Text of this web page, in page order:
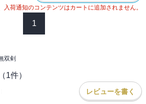
荷通知のコンテンツはカートに追加されません。
1
双剣
（1件）
レビューを書く